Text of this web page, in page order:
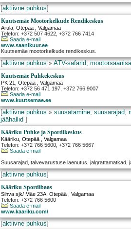
[aktiivne puhkus]
Kuutsemäe Mootorkelkude Rendikeskus
Arula ,Otepää , Valgamaa
Telefon: +372 507 4622, +372 766 7414
Saada e-mail
www.saanikuur.ee
Kuutsemäe mootorkelkude rendikeskus.
[aktiivne puhkus»ATV-safarid,
Kuutsemäe Puhkekeskus
PK 21 ,Otepää , Valgamaa
Telefon: +372 56 471 197, +372 766 9007
Saada e-mail
www.kuutsemae.ee
[aktiivne puhkus»suusatamine, suusarajad,
jäähallid ]
Kääriku Puhke ja Spordikeskus
Kääriku ,Otepää , Valgamaa
Telefon: +372 766 5600, +372 766 5667
Saada e-mail
Suusarajad, talvevarustuse laenutus, jalgrattamatkad,
[aktiivne puhkus]
Kääriku Spordibaas
Sihva sjk/ Mäe 23A ,Otepää , Valgamaa
Telefon: +372 766 5600
Saada e-mail
www.kaariku.com/
[aktiivne puhkus]